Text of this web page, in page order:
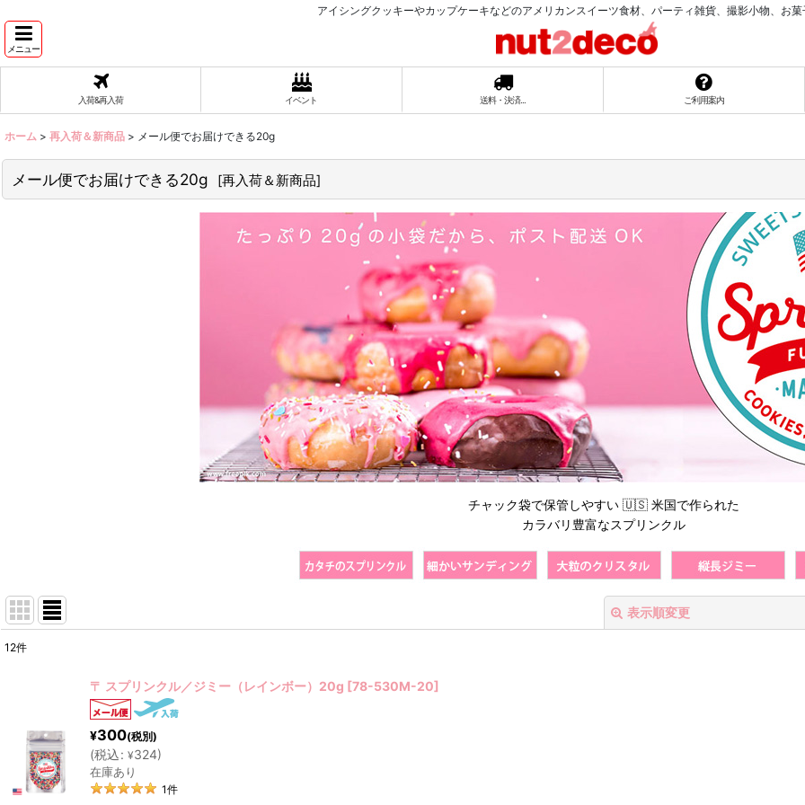
アイシングクッキーやカップケーキなどのアメリカンスイーツ食材、パーティ雑貨、撮影小物、お
メニュー
入荷&再入荷 イベント 送料・決済... ご利用案内
ホーム > 再入荷＆新商品 > メール便でお届けできる20g
メール便でお届けできる20g [再入荷＆新商品]
チャック袋で保管しやすい 🇺🇸 米国で作られた
カラバリ豊富なスプリンクル
表示順変更
並び順:
12件
〒 スプリンクル／ジミー（レインボー）20g [78-530M-20]
¥300(税別)
(税込: ¥324)
在庫あり
1件